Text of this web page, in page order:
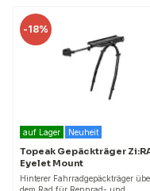
-18%
auf Lager Neuheit
Topeak Gepäckträger
Eyelet Mount
Hinterer Fahrradgepäckträger